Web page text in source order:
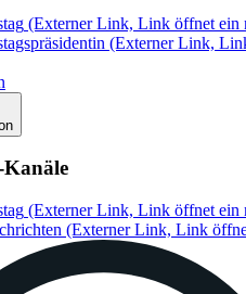
(Externer Link, Link öffnet ein
(Externer Link,
(Externer Link, Link öffnet ein
(Externer Link, Link